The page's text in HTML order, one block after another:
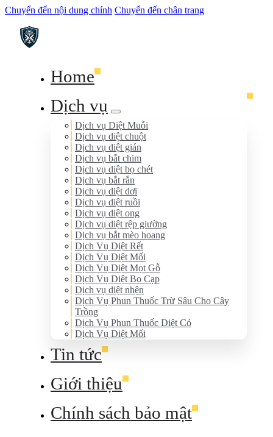
Chuyển đến nội dung chính Chuyển đến chân trang
Home
Dịch vụ
Dịch vụ Diệt Muỗi
Dịch vụ diệt chuột
Dịch vụ diệt gián
Dịch vụ bắt chim
Dịch vụ diệt bọ chét
Dịch vụ bắt rắn
Dịch vụ diệt dơi
Dịch vụ diệt ruồi
Dịch vụ diệt ong
Dịch vụ diệt rệp giường
Dịch vụ bắt mèo hoang
Dịch Vụ Diệt Rết
Dịch Vụ Diệt Mối
Dịch Vụ Diệt Mọt Gỗ
Dịch Vụ Diệt Bọ Cạp
Dịch vụ diệt nhện
Dịch Vụ Phun Thuốc Trừ Sâu Cho Cây
Trồng
Dịch Vụ Phun Thuốc Diệt Cỏ
Dịch Vụ Diệt Mối
Tin tức
Giới thiệu
Chính sách bảo mật